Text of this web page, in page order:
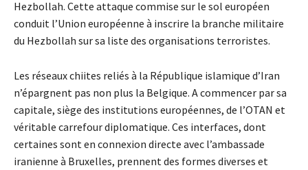
Hezbollah. Cette attaque commise sur le sol européen
conduit l’Union européenne à inscrire la branche militaire
du Hezbollah sur sa liste des organisations terroristes.
Les réseaux chiites reliés à la République islamique d’Iran
n’épargnent pas non plus la Belgique. A commencer par sa
capitale, siège des institutions européennes, de l’OTAN et
véritable carrefour diplomatique. Ces interfaces, dont
certaines sont en connexion directe avec l’ambassade
iranienne à Bruxelles, prennent des formes diverses et